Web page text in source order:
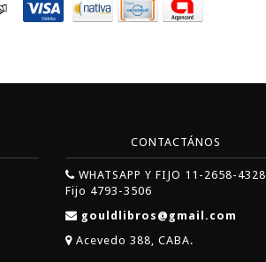
CONTACTÁNOS
WHATSAPP Y FIJO 11-2658-4328
Fijo 4793-3506
gouldlibros@gmail.com
Acevedo 388, CABA.